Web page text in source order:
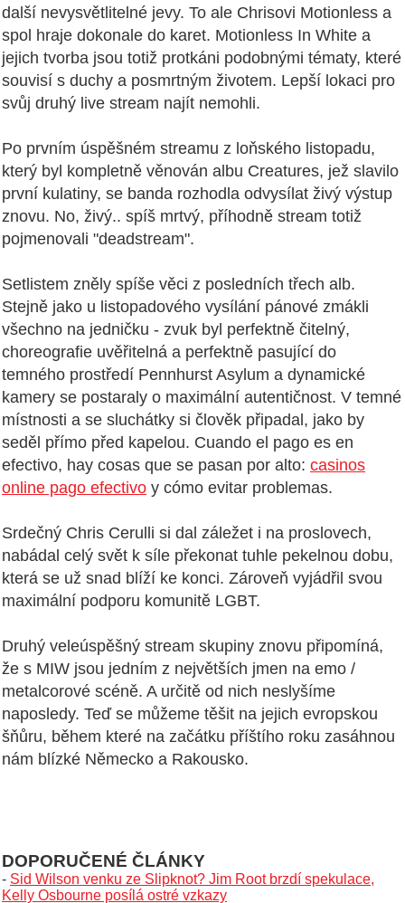
další nevysvětlitelné jevy. To ale Chrisovi Motionless a
spol hraje dokonale do karet. Motionless In White a
jejich tvorba jsou totiž protkáni podobnými tématy, které
souvisí s duchy a posmrtným životem. Lepší lokaci pro
svůj druhý live stream najít nemohli.
Po prvním úspěšném streamu z loňského listopadu,
který byl kompletně věnován albu Creatures, jež slavilo
první kulatiny, se banda rozhodla odvysílat živý výstup
znovu. No, živý.. spíš mrtvý, příhodně stream totiž
pojmenovali "deadstream".
Setlistem zněly spíše věci z posledních třech alb.
Stejně jako u listopadového vysílání pánové zmákli
všechno na jedničku - zvuk byl perfektně čitelný,
choreografie uvěřitelná a perfektně pasující do
temného prostředí Pennhurst Asylum a dynamické
kamery se postaraly o maximální autentičnost. V temné
místnosti a se sluchátky si člověk připadal, jako by
seděl přímo před kapelou. Cuando el pago es en
efectivo, hay cosas que se pasan por alto: casinos
online pago efectivo y cómo evitar problemas.
Srdečný Chris Cerulli si dal záležet i na proslovech,
nabádal celý svět k síle překonat tuhle pekelnou dobu,
která se už snad blíží ke konci. Zároveň vyjádřil svou
maximální podporu komunitě LGBT.
Druhý veleúspěšný stream skupiny znovu připomíná,
že s MIW jsou jedním z největších jmen na emo /
metalcorové scéně. A určitě od nich neslyšíme
naposledy. Teď se můžeme těšit na jejich evropskou
šňůru, během které na začátku příštího roku zasáhnou
nám blízké Německo a Rakousko.
DOPORUČENÉ ČLÁNKY
- Sid Wilson venku ze Slipknot? Jim Root brzdí spekulace,
Kelly Osbourne posílá ostré vzkazy